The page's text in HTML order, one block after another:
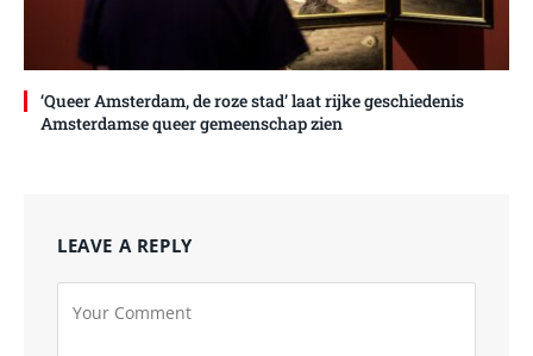
‘Queer Amsterdam, de roze stad’ laat rijke geschiedenis
Amsterdamse queer gemeenschap zien
LEAVE A REPLY